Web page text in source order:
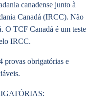
canadense junto à
Canadá (IRCC). Não
O TCF Canadá é um teste
IRCC.
provas obrigatórias e